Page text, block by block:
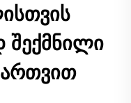
შექმნილი